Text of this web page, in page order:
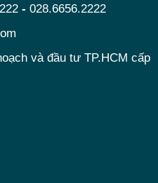
- 028.6656.2222
và đầu tư TP.HCM cấp